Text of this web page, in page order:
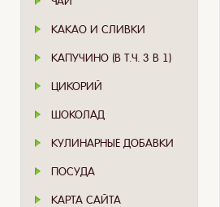
КАКАО И СЛИВКИ
КАПУЧИНО (В Т.Ч. 3 В 1)
ЦИКОРИЙ
ШОКОЛАД
КУЛИНАРНЫЕ ДОБАВКИ
ПОСУДА
КАРТА САЙТА